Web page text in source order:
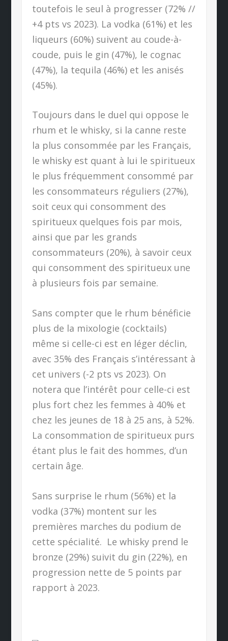
toutefois le seul à progresser (72% //
+4 pts vs 2023). La vodka (61%) et les
liqueurs (60%) suivent au coude-à-
coude, puis le gin (47%), le cognac
(47%), la tequila (46%) et les anisés
(45%).
Toujours dans le duel qui oppose le
rhum et le whisky, si la canne reste
la plus consommée par les Français,
le whisky est quant à lui le spiritueux
le plus fréquemment consommé par
les consommateurs réguliers (27%),
soit ceux qui consomment des
spiritueux quelques fois par mois,
ainsi que par les grands
consommateurs (20%), à savoir ceux
qui consomment des spiritueux une
à plusieurs fois par semaine.
Sans compter que le rhum bénéficie
plus de la mixologie (cocktails)
même si celle-ci est en léger déclin,
avec 35% des Français s’intéressant à
cet univers (-2 pts vs 2023). On
notera que l’intérêt pour celle-ci est
plus fort chez les femmes à 40% et
chez les jeunes de 18 à 25 ans, à 52%.
La consommation de spiritueux purs
étant plus le fait des hommes, d’un
certain âge.
Sans surprise le rhum (56%) et la
vodka (37%) montent sur les
premières marches du podium de
cette spécialité. Le whisky prend le
bronze (29%) suivit du gin (22%), en
progression nette de 5 points par
rapport à 2023.